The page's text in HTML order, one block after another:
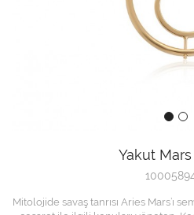
Yakut
Mitolojide savaş tanrısı Aries Mars’ı